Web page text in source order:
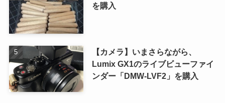
を購入
【カメラ】いまさらながら、
Lumix GX1のライブビューファイ
ンダー「DMW-LVF2」を購入